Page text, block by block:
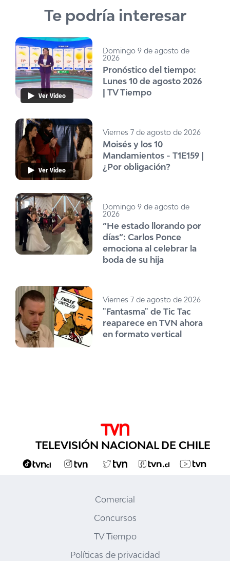
Te podría interesar
Ver Video
Domingo 9 de agosto de
2026
Pronóstico del tiempo:
Lunes 10 de agosto 2026
| TV Tiempo
Ver Video
Viernes 7 de agosto de 2026
Moisés y los 10
Mandamientos - T1E159 |
¿Por obligación?
Domingo 9 de agosto de
2026
“He estado llorando por
días”: Carlos Ponce
emociona al celebrar la
boda de su hija
Viernes 7 de agosto de 2026
"Fantasma" de Tic Tac
reaparece en TVN ahora
en formato vertical
TELEVISIÓN NACIONAL DE CHILE
Comercial
Concursos
TV Tiempo
Políticas de privacidad